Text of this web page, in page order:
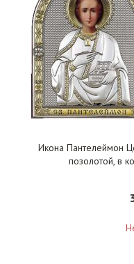
Икона Пантелеймон
позолотой, в